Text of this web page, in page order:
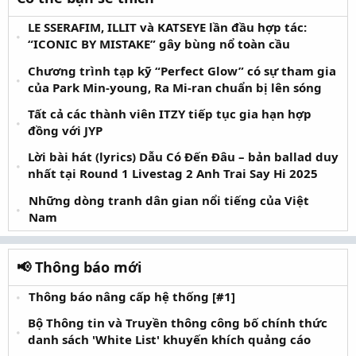
được đẩy lên một cách tự nhiên, không quá phô trương
nhưng đủ để tạo nên hiệu ứng cảm xúc mạnh mẽ.
Ca khúc này được xem là biểu tượng của thời kỳ hoàng kim
của các boyband cuối thập niên 1990, khi nhạc pop thống trị
thị trường toàn cầu. Hình ảnh của Backstreet Boys trong MV –
với bối cảnh sân bay và phong cách trẻ trung, lịch lãm – đã
trở thành một phần ký ức của cả một thế hệ khán giả. Bài hát
cũng thường xuyên xuất hiện trong các bảng xếp hạng uy tín
về những ca khúc hay nhất mọi thời đại, khẳng định vị thế
bền vững của nó trong dòng chảy âm nhạc.
Trải qua hơn hai thập kỷ, “I Want It That Way” vẫn giữ nguyên
sức hút và tiếp tục được yêu thích rộng rãi. Ca khúc không chỉ
gợi nhớ về một thời kỳ âm nhạc rực rỡ mà còn chứng minh
năng vượt qua rào cản thời gian. Đây là minh chứng rõ ràng
cho việc một bài hát pop, dù đơn giản về cấu trúc, vẫn có thể
trở thành kinh điển nếu chạm được đến cảm xúc phổ quát của
con người.
LE SSERAFIM, ILLIT và KATSEYE lần đầu hợp tác:
“ICONIC BY MISTAKE” gây bùng nổ toàn cầu
Chương trình tạp kỹ “Perfect Glow” có sự tham gia
của Park Min-young, Ra Mi-ran chuẩn bị lên sóng
Tất cả các thành viên ITZY tiếp tục gia hạn hợp
đồng với JYP
Lời bài hát (lyrics) Dẫu Có Đến Đâu – bản ballad duy
nhất tại Round 1 Livestag 2 Anh Trai Say Hi 2025
Những dòng tranh dân gian nổi tiếng của Việt
Nam
📢 Thông báo mới
Thông báo nâng cấp hệ thống [#1]
Bộ Thông tin và Truyền thông công bố chính thức
danh sách 'White List' khuyến khích quảng cáo